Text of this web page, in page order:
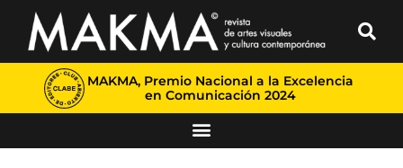
MAKMA, Premio Nacional a la Excelencia
en Comunicación 2024